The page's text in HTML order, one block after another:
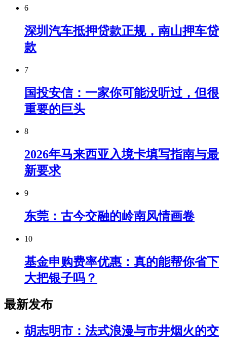
6
深圳汽车抵押贷款正规，南山押车贷
款
7
国投安信：一家你可能没听过，但很
重要的巨头
8
2026年马来西亚入境卡填写指南与最
新要求
9
东莞：古今交融的岭南风情画卷
10
基金申购费率优惠：真的能帮你省下
大把银子吗？
最新发布
胡志明市：法式浪漫与市井烟火的交